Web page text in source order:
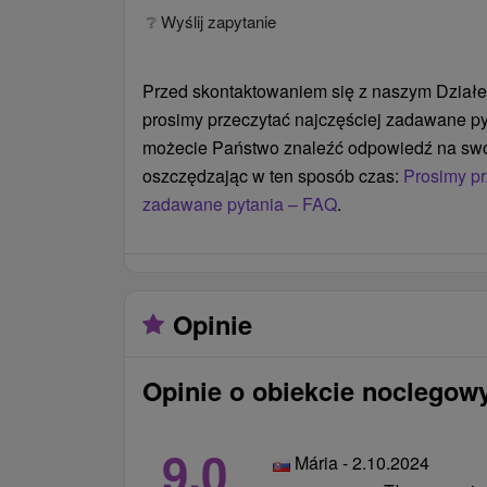
parking strzeżony systemem kamer
w przypadku zainteresowania istnieje
procedur pod nadzorem lekarza
za nocleg w konkretnym domu
wcześniejsze życzenie klienta
pokoju, pokoje obok siebie, balkon)
jednorazowa opłata w wysokości 25 € /
Dodatkowe łóżko w pokoju classic nie
❔ Wyślij zapytanie
Przed skontaktowaniem się z naszym
prosimy przeczytać najczęściej zadawane
możecie Państwo znaleźć odpowiedź na
oszczędzając w ten sposób czas: Prosimy
zadawane pytania – FAQ.
Opinie
Opinie o obiekcie
Mária - 2.10.2024